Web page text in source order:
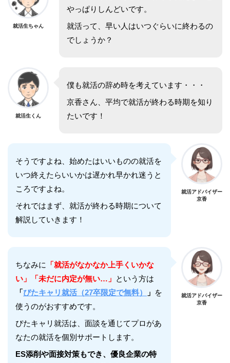
就活生ちゃん
やっぱりしんどいです。
就活って、早い人はいつぐらいに終わるの
でしょうか？
就活生くん
僕も就活の辞め時を考えています・・・
京香さん、平均で就活が終わる時期を知り
たいです！
そうですよね、始めたはいいものの就活を
いつ終えたらいいかは遅かれ早かれ迷うと
ころですよね。
それではまず、就活が終わる時期について
解説していきます！
就活アドバイザー
京香
ちなみに
「就活がなかなか上手くいかな
い」「未だに内定が無い…」 という方は
「ぴたキャリ就活（27卒限定で無料） 」 を
使うのがおすすめです。
ぴたキャリ就活は、面談を通じてプロがあ
なたの就活を個別サポートします。
ES添削や面接対策もでき、優良企業の特
就活アドバイザー
京香